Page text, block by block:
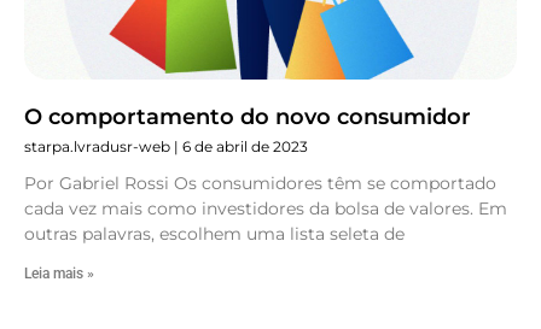
O comportamento do novo consumidor
starpa.lvradusr-web 6 de abril de 2023
Por Gabriel Rossi Os consumidores têm se comportado
cada vez mais como investidores da bolsa de valores. Em
outras palavras, escolhem uma lista seleta de
Leia mais »